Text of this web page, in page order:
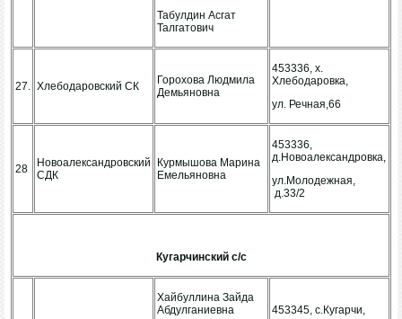
Табулдин Асгат
Талгатович
27. Хлебодаровский СК
Горохова Людмила
Демьяновна
453336, х.
Хлебодаровка,
ул. Речная,66
28
Новоалександровский
СДК
Курмышова Марина
Емельяновна
453336,
д.Новоалександровка,
ул.Молодежная,
д.33/2
Кугарчинский с/с
Хайбуллина Зайда
Абдулганиевна
453345, с.Кугарчи,